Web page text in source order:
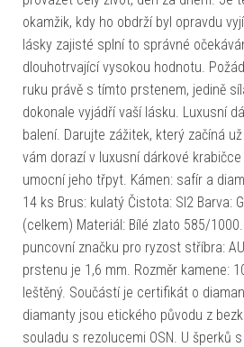
okamžik, kdy ho obdrží byl opravdu
lásky zajisté splní to správné
dlouhotrvající vysokou hodnotu.
ruku právě s tímto prstenem, jedině
dokonale vyjádří vaší lásku. Luxusní
balení. Darujte zážitek, který začíná
vám dorazí v luxusní dárkové
umocní jeho třpyt. Kámen: safír a
14 ks Brus: kulatý Čistota: SI2 Barva:
(celkem) Materiál: Bílé zlato 585/
puncovní značku pro ryzost stříbra:
prstenu je 1,6 mm. Rozměr kamene:
leštěný. Součástí je certifikát o
diamanty jsou etického původu z
souladu s rezolucemi OSN. U šperků